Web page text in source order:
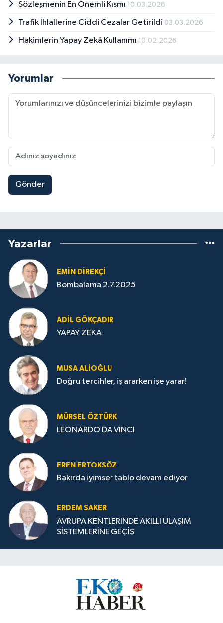
Sözleşmenin En Önemli Kısmı 10.03.2026
Trafik İhlallerine Ciddi Cezalar Getirildi 03.03.2026
Hakimlerin Yapay Zekâ Kullanımı 10.02.2026
Yorumlar
Gönder
Yazarlar
EMIN DIREKÇI
Bombalama 2.7.2025
ADIL GÖKÇADIR
YAPAY ZEKA
MUSA ALIOĞLU
Doğru tercihler, iş ararken işe yarar!
MÜRSEL ÖZTÜRK
LEONARDO DA VINCI
EREN ERTOKSÖZ
Bakırda iyimser tablo devam ediyor
ERDEM SAKER
AVRUPA KENTLERİNDE AKILLI ULAŞIM
SİSTEMLERİNE GEÇİŞ